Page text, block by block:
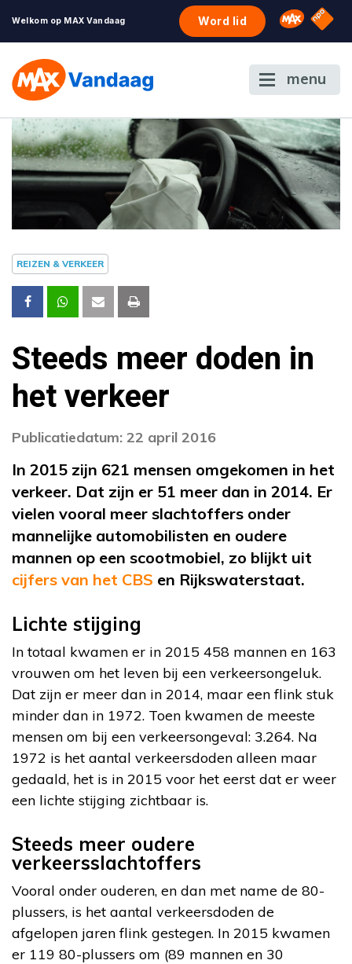
Welkom op MAX Vandaag Word lid Omroep
NPO
menu
REIZEN & VERKEER
Steeds meer doden in
het verkeer
Publicatiedatum: 22 april 2016
In 2015 zijn 621 mensen omgekomen in het
verkeer. Dat zijn er 51 meer dan in 2014. Er
vielen vooral meer slachtoffers onder
mannelijke automobilisten en oudere
mannen op een scootmobiel, zo blijkt uit
cijfers van het CBS en Rijkswaterstaat.
Lichte stijging
In totaal kwamen er in 2015 458 mannen en 163
vrouwen om het leven bij een verkeersongeluk.
Dat zijn er meer dan in 2014, maar een flink stuk
minder dan in 1972. Toen kwamen de meeste
mensen om bij een verkeersongeval: 3.264. Na
1972 is het aantal verkeersdoden alleen maar
gedaald, het is in 2015 voor het eerst dat er weer
een lichte stijging zichtbaar is.
Steeds meer oudere
verkeersslachtoffers
Vooral onder ouderen, en dan met name de 80-
plussers, is het aantal verkeersdoden de
afgelopen jaren flink gestegen. In 2015 kwamen
er 119 80-plussers om (89 mannen en 30